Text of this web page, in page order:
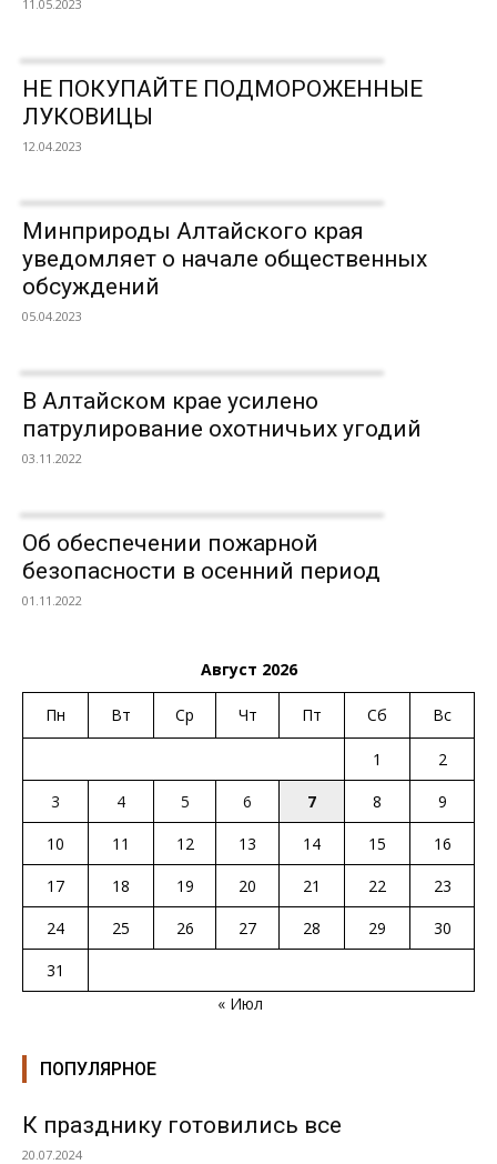
11.05.2023
НЕ ПОКУПАЙТЕ ПОДМОРОЖЕННЫЕ
ЛУКОВИЦЫ
12.04.2023
Минприроды Алтайского края
уведомляет о начале общественных
обсуждений
05.04.2023
В Алтайском крае усилено
патрулирование охотничьих угодий
03.11.2022
Об обеспечении пожарной
безопасности в осенний период
01.11.2022
Август 2026
Пн Вт Ср Чт Пт Сб Вс
1
2
3
4 5 6 7 8
9
10
11 12 13 14 15
16
17
18 19 20 21 22
23
24
25 26 27 28 29
30
31
« Июл
ПОПУЛЯРНОЕ
К празднику готовились все
20.07.2024